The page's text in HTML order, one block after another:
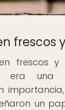
frescos
frescos y
era una
un